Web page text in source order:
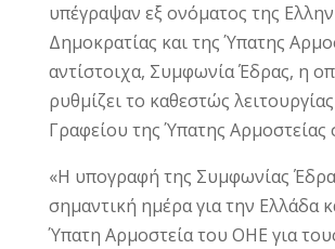
υπέγραψαν εξ ονόματος της
Δημοκρατίας και της Ύπατης
αντίστοιχα, Συμφωνία Έδρας, η
ρυθμίζει το καθεστώς
Γραφείου της Ύπατης Αρμοστείας
«Η υπογραφή της Συμφωνίας
σημαντική ημέρα για την Ελλάδα
Ύπατη Αρμοστεία του ΟΗΕ για